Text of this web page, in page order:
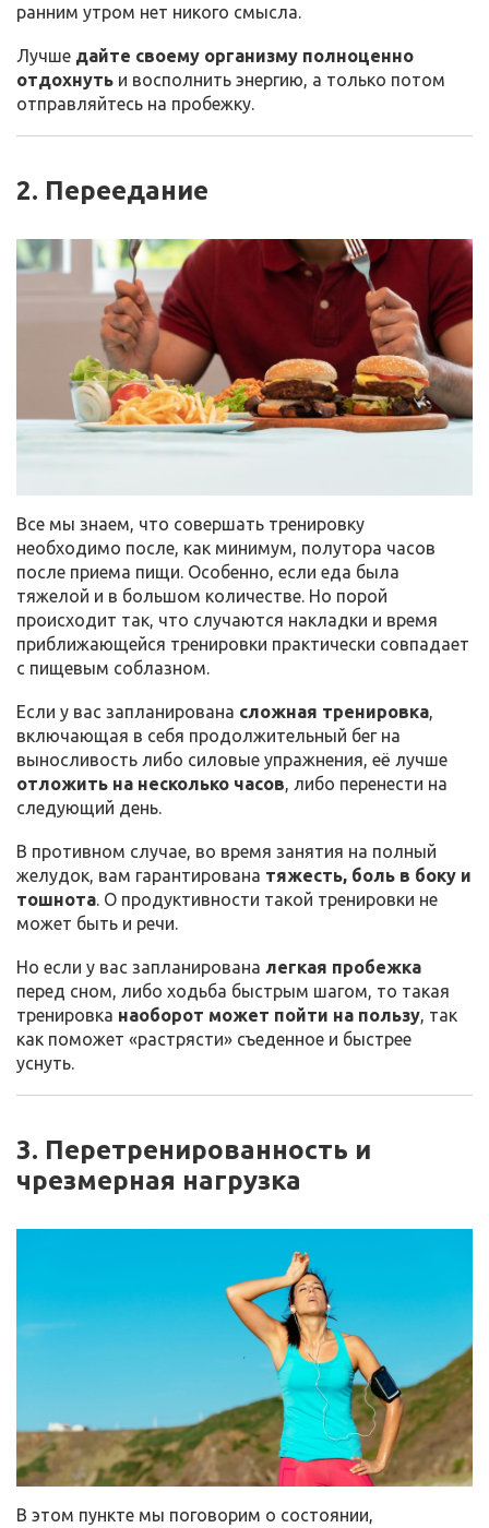
ранним утром нет никого смысла.
Лучше дайте своему организму полноценно
отдохнуть и восполнить энергию, а только потом
отправляйтесь на пробежку.
2. Переедание
Все мы знаем, что совершать тренировку
необходимо после, как минимум, полутора часов
после приема пищи. Особенно, если еда была
тяжелой и в большом количестве. Но порой
происходит так, что случаются накладки и время
приближающейся тренировки практически совпадает
с пищевым соблазном.
Если у вас запланирована сложная тренировка,
включающая в себя продолжительный бег на
выносливость либо силовые упражнения, её лучше
отложить на несколько часов, либо перенести на
следующий день.
В противном случае, во время занятия на полный
желудок, вам гарантирована тяжесть, боль в боку и
тошнота. О продуктивности такой тренировки не
может быть и речи.
Но если у вас запланирована легкая пробежка
перед сном, либо ходьба быстрым шагом, то такая
тренировка наоборот может пойти на пользу, так
как поможет «растрясти» съеденное и быстрее
уснуть.
3. Перетренированность и
чрезмерная нагрузка
В этом пункте мы поговорим о состоянии,